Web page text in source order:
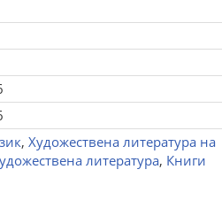
, Художествена литература на
литература, Книги